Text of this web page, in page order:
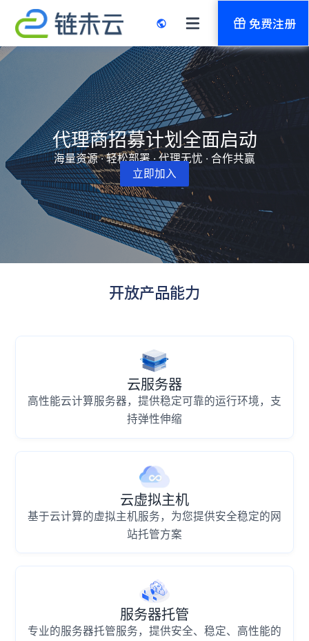
免费注册
代理商招募计划全面启动
海量资源 · 轻松部署 · 代理无忧 · 合作共赢
立即加入
开放产品能力
云服务器
高性能云计算服务器，提供稳定可靠的运行环境，支
持弹性伸缩
云虚拟主机
基于云计算的虚拟主机服务，为您提供安全稳定的网
站托管方案
服务器托管
专业的服务器托管服务，提供安全、稳定、高性能的